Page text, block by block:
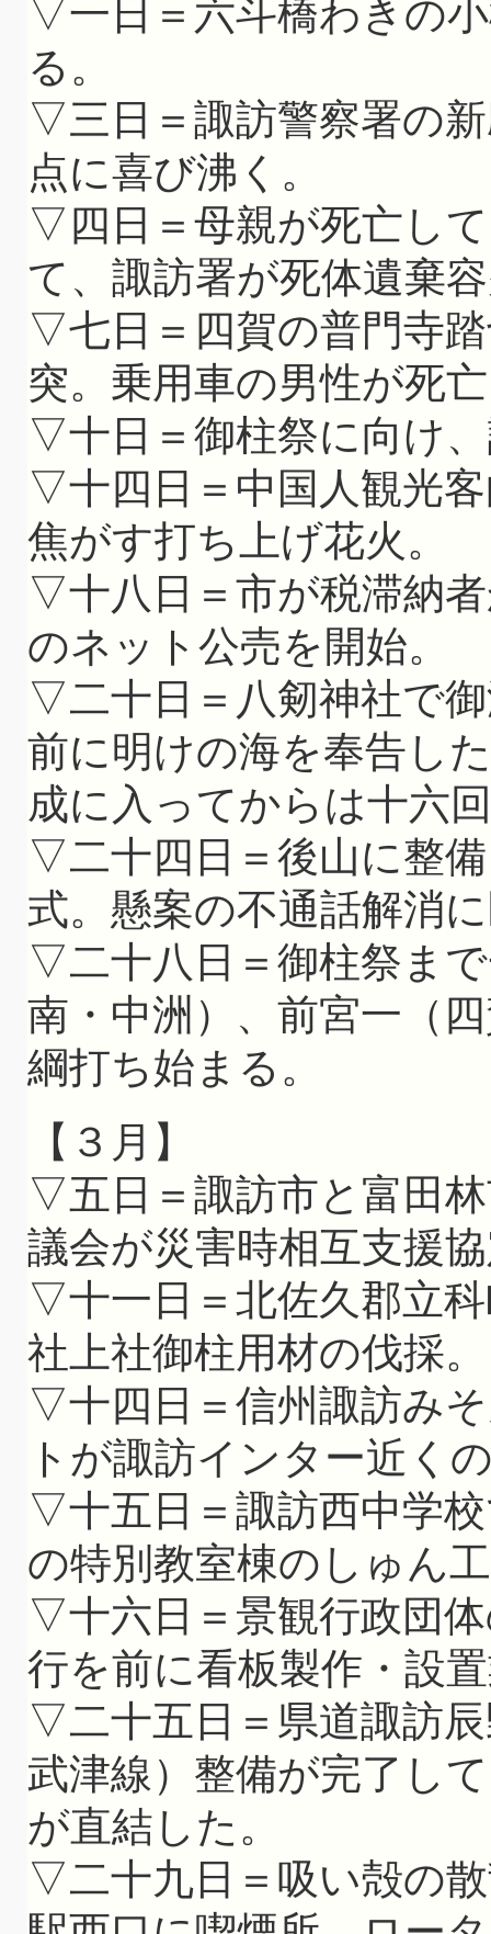
▽一日＝六斗橋わきの
る。
▽三日＝諏訪警察署の
点に喜び沸く。
▽四日＝母親が死亡し
て、諏訪署が死体遺棄
▽七日＝四賀の普門寺
突。乗用車の男性が死
▽十日＝御柱祭に向け
▽十四日＝中国人観光
焦がす打ち上げ花火。
▽十八日＝市が税滞納
のネット公売を開始。
▽二十日＝八剱神社で
前に明けの海を奉告し
成に入ってからは十六
▽二十四日＝後山に整
式。懸案の不通話解消
▽二十八日＝御柱祭ま
南・中洲）、前宮一（
綱打ち始まる。
【３月】
▽五日＝諏訪市と富田
議会が災害時相互支援
▽十一日＝北佐久郡立
社上社御柱用材の伐採。
▽十四日＝信州諏訪み
トが諏訪インター近く
▽十五日＝諏訪西中学
の特別教室棟のしゅん
▽十六日＝景観行政団
行を前に看板製作・設
▽二十五日＝県道諏訪
武津線）整備が完了し
が直結した。
▽二十九日＝吸い殻の